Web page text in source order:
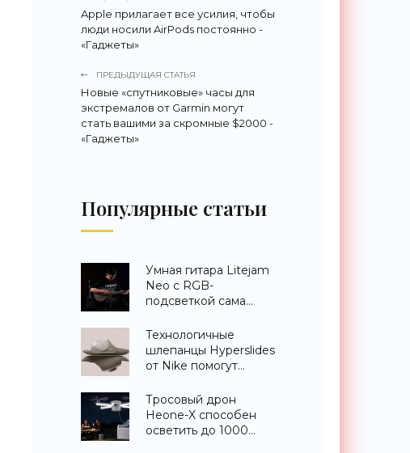
Apple прилагает все усилия, чтобы
люди носили AirPods постоянно -
«Гаджеты»
ПРЕДЫДУЩАЯ СТАТЬЯ
Новые «спутниковые» часы для
экстремалов от Garmin могут
стать вашими за скромные $2000 -
«Гаджеты»
Популярные статьи
Умная гитара Litejam
Neo с RGB-
подсветкой сама
«Гаджеты»
Технологичные
шлепанцы Hyperslides
от Nike помогут
ноги после
тренировки -
«Гаджеты»
Тросовый дрон
Heone-X способен
осветить до 1000